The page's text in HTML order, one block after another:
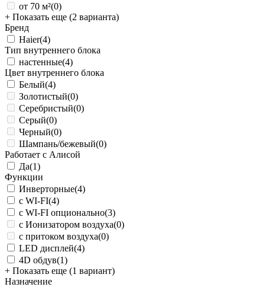
от 70 м²(0)
+ Показать еще (2 варианта)
Бренд
Haier(4)
Тип внутреннего блока
настенные(4)
Цвет внутреннего блока
Белый(4)
Золотистый(0)
Серебристый(0)
Серый(0)
Черный(0)
Шампань/бежевый(0)
Работает с Алисой
Да(1)
Функции
Инверторные(4)
с WI-FI(4)
с WI-FI опционально(3)
с Ионизатором воздуха(0)
с притоком воздуха(0)
LED дисплей(4)
4D обдув(1)
+ Показать еще (1 вариант)
Назначение